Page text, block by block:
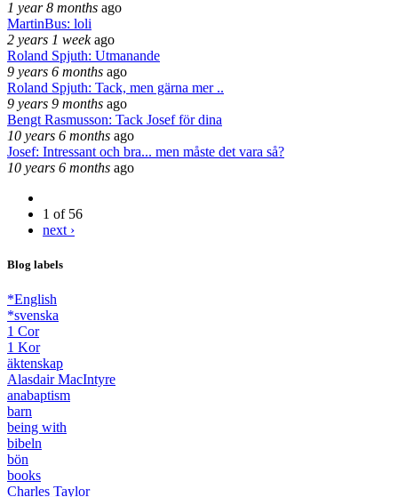
1 year 8 months ago
MartinBus: loli
2 years 1 weekago
Roland Spjuth: Utmanande
9 years 6 months ago
Roland Spjuth: Tack, men gärna mer ..
9 years 9 months ago
Bengt Rasmusson: Tack Josef för dina
10 years 6 months ago
Josef: Intressant och bra... men måste det vara så?
10 years 6 months ago
1 of 56
next ›
Blog labels
*English
*svenska
1 Cor
1 Kor
äktenskap
Alasdair MacIntyre
anabaptism
barn
being with
bibeln
bön
books
Charles Taylor